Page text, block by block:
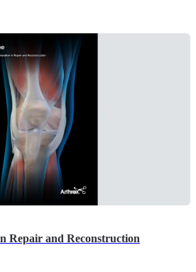
Repair and Reconstruction